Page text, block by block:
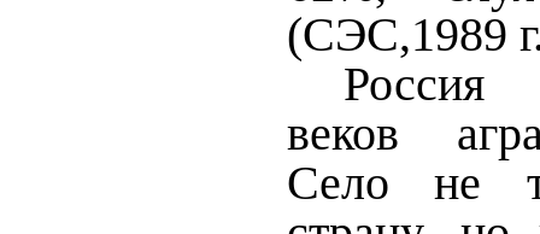
(СЭС,1989
Россия
веков
Село не